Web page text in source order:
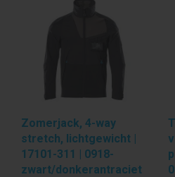
Zomerjack, 4-way
stretch, lichtgewicht |
17101-311 | 0918-
zwart/donkerantraciet